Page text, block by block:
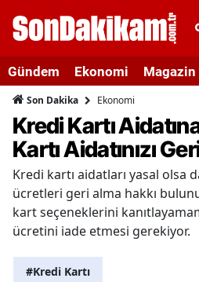
Gündem Ekonomi Magazin
Son Dakika Ekonomi
Kredi Kartı
Kartı Aidatınızı
Kredi kartı aidatları yasal olsa
ücretleri geri alma hakkı
kart seçeneklerini
ücretini iade etmesi gerekiyor.
#Kredi Kartı